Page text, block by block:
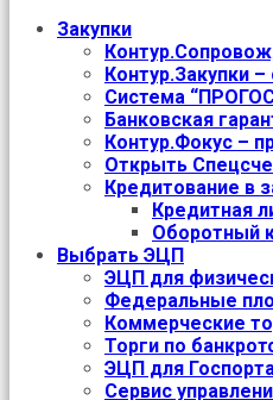
Закупки
Контур.Закупки
Система
Банковская
Контур.Фокус –
Открыть
Кредитование в
Кредитная
Оборотный
Выбрать ЭЦП
ЭЦП для
Федеральные
Коммерческие
Торги по
ЭЦП для
Сервис